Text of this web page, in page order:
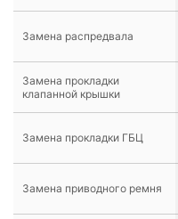
Замена распредвала
Замена прокладки
клапанной крышки
Замена прокладки ГБЦ
Замена приводного ремня